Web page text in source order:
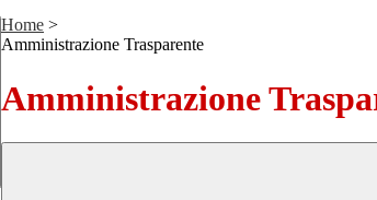
Home >
Amministrazione Trasparente
Amministrazione